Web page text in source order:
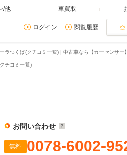
/他 車買取
ログイン 閲覧履歴
ラつくば(クチコミ一覧) | 中古車なら【カーセンサー】
チコミ一覧)
お問い合わせ
無料 0078-6002-